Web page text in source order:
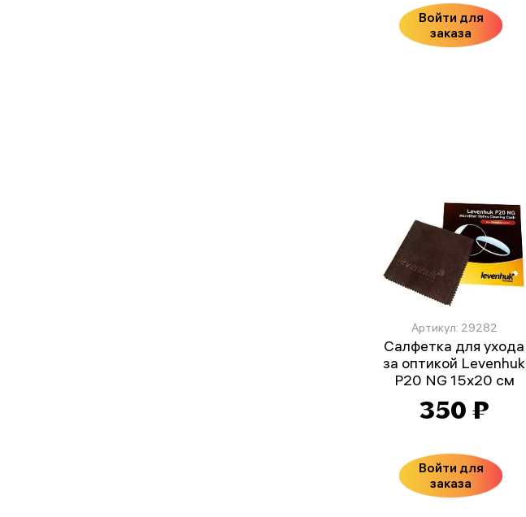
Войти для
заказа
Артикул: 29282
Салфетка для ухода
за оптикой Levenhuk
P20 NG 15x20 см
350 ₽
Войти для
заказа